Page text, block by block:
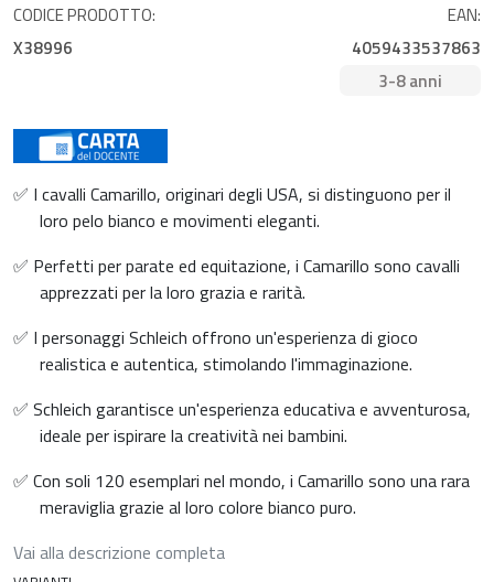
CODICE PRODOTTO:
X38996
EAN:
4059433537863
3-8 anni
✅ I cavalli Camarillo, originari degli USA, si distinguono per il
loro pelo bianco e movimenti eleganti.
✅ Perfetti per parate ed equitazione, i Camarillo sono cavalli
apprezzati per la loro grazia e rarità.
✅ I personaggi Schleich offrono un'esperienza di gioco
realistica e autentica, stimolando l'immaginazione.
✅ Schleich garantisce un'esperienza educativa e avventurosa,
ideale per ispirare la creatività nei bambini.
✅ Con soli 120 esemplari nel mondo, i Camarillo sono una rara
meraviglia grazie al loro colore bianco puro.
Vai alla descrizione completa